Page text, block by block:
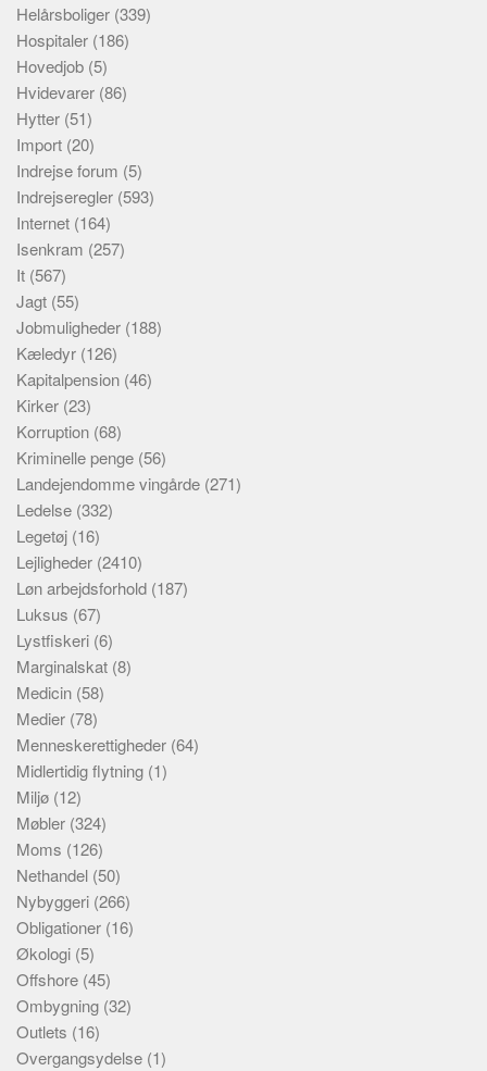
Helårsboliger (339)
Hospitaler (186)
Hovedjob (5)
Hvidevarer (86)
Hytter (51)
Import (20)
Indrejse forum (5)
Indrejseregler (593)
Internet (164)
Isenkram (257)
It (567)
Jagt (55)
Jobmuligheder (188)
Kæledyr (126)
Kapitalpension (46)
Kirker (23)
Korruption (68)
Kriminelle penge (56)
Landejendomme vingårde (271)
Ledelse (332)
Legetøj (16)
Lejligheder (2410)
Løn arbejdsforhold (187)
Luksus (67)
Lystfiskeri (6)
Marginalskat (8)
Medicin (58)
Medier (78)
Menneskerettigheder (64)
Midlertidig flytning (1)
Miljø (12)
Møbler (324)
Moms (126)
Nethandel (50)
Nybyggeri (266)
Obligationer (16)
Økologi (5)
Offshore (45)
Ombygning (32)
Outlets (16)
Overgangsydelse (1)